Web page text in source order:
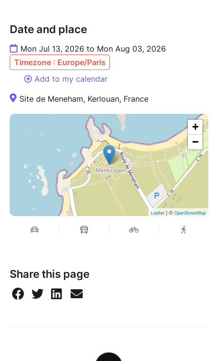
Date and place
Mon Jul 13, 2026 to Mon Aug 03, 2026
Timezone : Europe/Paris
Add to my calendar
Site de Meneham, Kerlouan, France
+
−
Leaflet | © OpenStreetMap
Share this page